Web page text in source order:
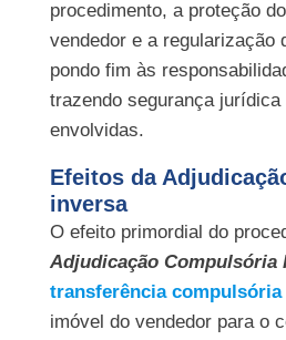
procedimento, a proteção
vendedor e a regularização
pondo fim às
trazendo segurança jurídica
envolvidas.
Efeitos da
inversa
O efeito primordial do
Adjudicação Compulsória
transferência
imóvel do vendedor para o